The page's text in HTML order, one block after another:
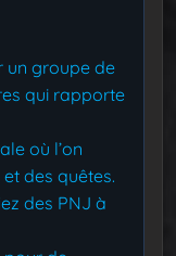
un groupe de
qui rapporte
où l’on
des quêtes.
des PNJ à